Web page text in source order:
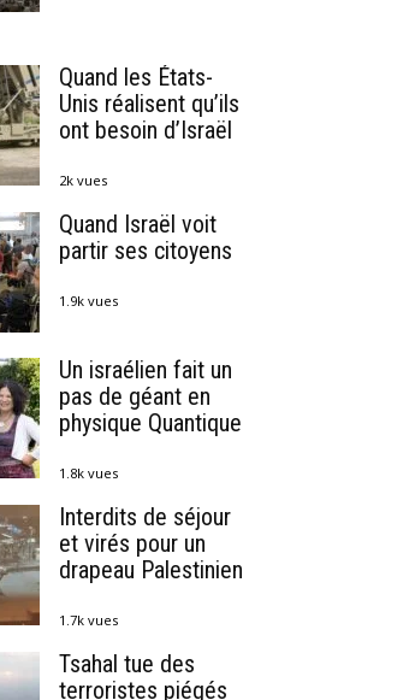
Quand les États-
Unis réalisent qu’ils
ont besoin d’Israël
2k vues
Quand Israël voit
partir ses citoyens
1.9k vues
Un israélien fait un
pas de géant en
physique Quantique
1.8k vues
Interdits de séjour
et virés pour un
drapeau Palestinien
1.7k vues
Tsahal tue des
terroristes piégés